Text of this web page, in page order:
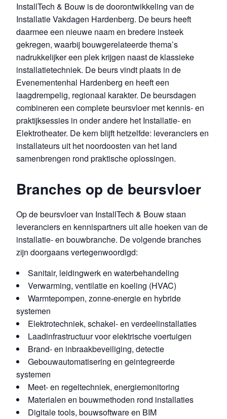
InstallTech & Bouw is de doorontwikkeling van de
Installatie Vakdagen Hardenberg. De beurs heeft
daarmee een nieuwe naam en bredere insteek
gekregen, waarbij bouwgerelateerde thema’s
nadrukkelijker een plek krijgen naast de klassieke
installatietechniek. De beurs vindt plaats in de
Evenementenhal Hardenberg en heeft een
laagdrempelig, regionaal karakter. De beursdagen
combineren een complete beursvloer met kennis- en
praktijksessies in onder andere het Installatie- en
Elektrotheater. De kern blijft hetzelfde: leveranciers en
installateurs uit het noordoosten van het land
samenbrengen rond praktische oplossingen.
Branches op de beursvloer
Op de beursvloer van InstallTech & Bouw staan
leveranciers en kennispartners uit alle hoeken van de
installatie- en bouwbranche. De volgende branches
zijn doorgaans vertegenwoordigd:
Sanitair, leidingwerk en waterbehandeling
Verwarming, ventilatie en koeling (HVAC)
Warmtepompen, zonne-energie en hybride
systemen
Elektrotechniek, schakel- en verdeelinstallaties
Laadinfrastructuur voor elektrische voertuigen
Brand- en inbraakbeveiliging, detectie
Gebouwautomatisering en geintegreerde
systemen
Meet- en regeltechniek, energiemonitoring
Materialen en bouwmethoden rond installaties
Digitale tools, bouwsoftware en BIM